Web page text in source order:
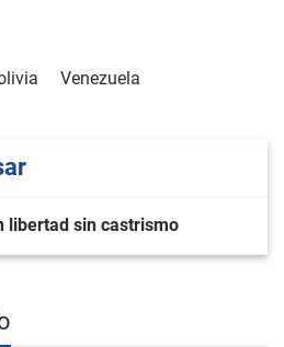
Venezuela
libertad sin castrismo